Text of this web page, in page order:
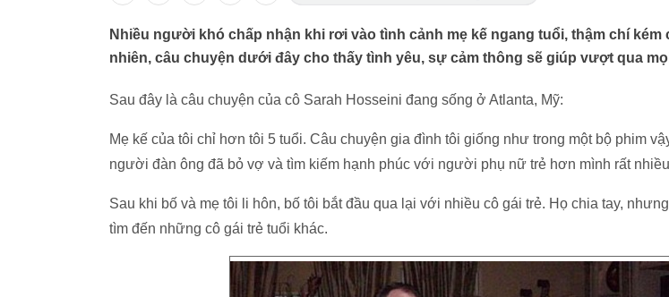
Nhiều người khó chấp nhận khi rơi vào tình cảnh mẹ kế ngang tuổi, thậm chí kém
nhiên, câu chuyện dưới đây cho thấy tình yêu, sự cảm thông sẽ giúp vượt qua
Sau đây là câu chuyện của cô Sarah Hosseini đang sống ở Atlanta, Mỹ:
Mẹ kế của tôi chỉ hơn tôi 5 tuổi. Câu chuyện gia đình tôi giống như trong một bộ phim
người đàn ông đã bỏ vợ và tìm kiếm hạnh phúc với người phụ nữ trẻ hơn mình rất
Sau khi bố và mẹ tôi li hôn, bố tôi bắt đầu qua lại với nhiều cô gái trẻ. Họ chia tay,
tìm đến những cô gái trẻ tuổi khác.